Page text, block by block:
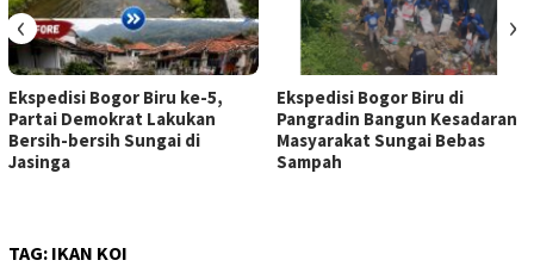
Ekspedisi Bogor Biru ke-5,
Partai Demokrat Lakukan
Bersih-bersih Sungai di
Jasinga
Ekspedisi Bogor Biru di
Pangradin Bangun Kesadaran
Masyarakat Sungai Bebas
Sampah
‹ ›
TAG: IKAN KOI